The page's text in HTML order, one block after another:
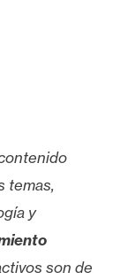
temas,
y
son de